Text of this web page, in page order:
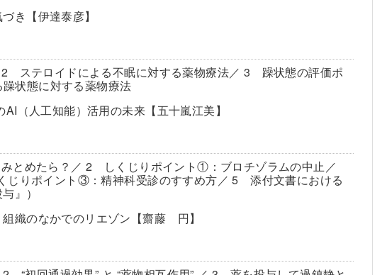
き【伊達泰彦】
ステロイドによる不眠に対する薬物療法／ 3 躁状態の評価ポ
状態に対する薬物療法
（人工知能）活用の未来【五十嵐江美】
とめたら？／ 2 しくじりポイント①：ブロチゾラムの中止／
りポイント③：精神科受診のすすめ方／ 5 添付文書における
』）
織のなかでのリエゾン【齋藤 円】